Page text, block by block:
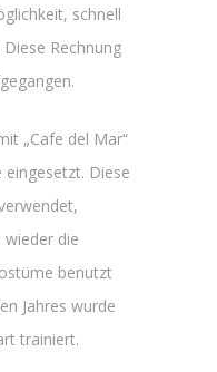
schnell
Rechnung
„Cafe del Mar“
Diese
die
benutzt
Jahres wurde
trainiert.